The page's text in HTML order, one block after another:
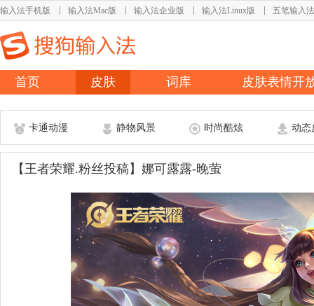
输入法手机版 输入法Mac版 输入法企业版 输入法Linux版 五笔输入法
首页 皮肤 词库 皮肤表情开
卡通动漫 静物风景 时尚酷炫 动态
【王者荣耀.粉丝投稿】娜可露露-晚萤